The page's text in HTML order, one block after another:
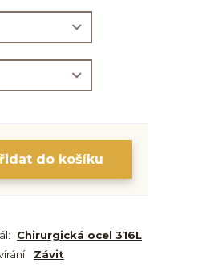
do košíku
Chirurgická ocel 316L
Závit